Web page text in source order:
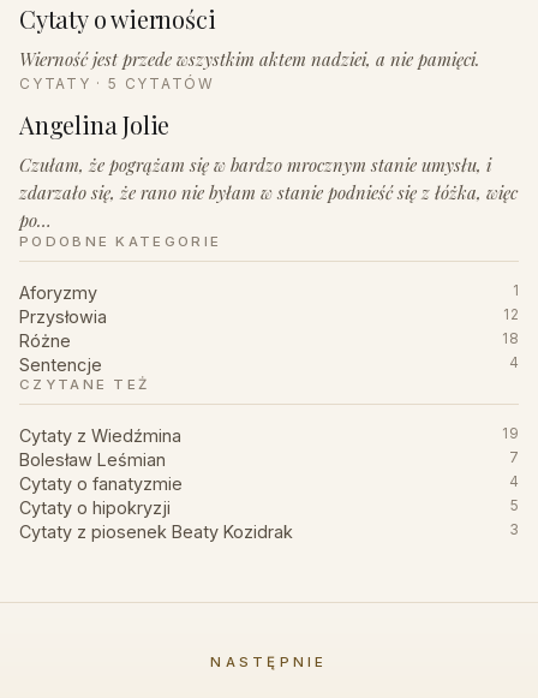
Cytaty o wierności
Wierność jest przede wszystkim aktem nadziei, a nie pamięci.
CYTATY · 5 CYTATÓW
Angelina Jolie
Czułam, że pogrążam się w bardzo mrocznym stanie umysłu, i
zdarzało się, że rano nie byłam w stanie podnieść się z łóżka, więc
po…
PODOBNE KATEGORIE
Aforyzmy 1
Przysłowia 12
Różne 18
Sentencje
4
CZYTANE TEŻ
Cytaty z Wiedźmina 19
Bolesław Leśmian 7
Cytaty o fanatyzmie 4
Cytaty o hipokryzji 5
Cytaty z piosenek Beaty Kozidrak 3
NASTĘPNIE